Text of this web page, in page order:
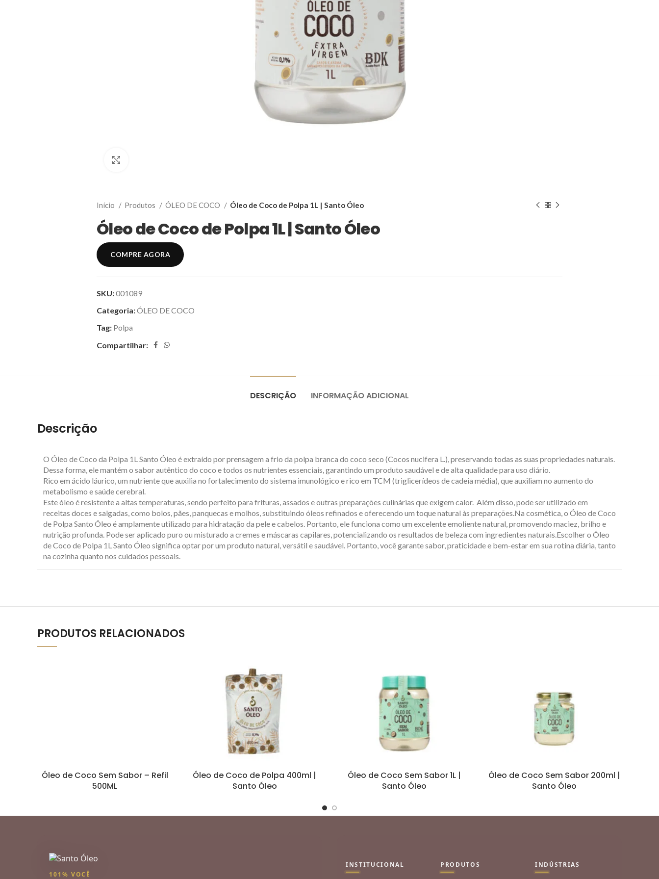
Início Produtos ÓLEO DE COCO Óleo de Coco de Polpa 1L | Santo Óleo
Óleo de Coco de Polpa 1L | Santo Óleo
COMPRE AGORA
SKU:001089
Categoria:ÓLEO DE COCO
Tag: Polpa
Compartilhar:
DESCRIÇÃO INFORMAÇÃO ADICIONAL
Descrição
O Óleo de Coco da Polpa 1L Santo Óleo é extraído por prensagem a frio da polpa branca do coco seco (Cocos nucifera L.), preservando todas as suas propriedades naturais.
Dessa forma, ele mantém o sabor autêntico do coco e todos os nutrientes essenciais, garantindo um produto saudável e de alta qualidade para uso diário.
Rico em ácido láurico, um nutriente que auxilia no fortalecimento do sistema imunológico e rico em TCM (triglicerídeos de cadeia média), que auxiliam no aumento do
metabolismo e saúde cerebral.
Este óleo é resistente a altas temperaturas, sendo perfeito para frituras, assados e outras preparações culinárias que exigem calor. Além disso, pode ser utilizado em
receitas doces e salgadas, como bolos, pães, panquecas e molhos, substituindo óleos refinados e oferecendo um toque natural às preparações.Na cosmética, o Óleo de Coco
de Polpa Santo Óleo é amplamente utilizado para hidratação da pele e cabelos. Portanto, ele funciona como um excelente emoliente natural, promovendo maciez, brilho e
nutrição profunda. Pode ser aplicado puro ou misturado a cremes e máscaras capilares, potencializando os resultados de beleza com ingredientes naturais.Escolher o Óleo
de Coco de Polpa 1L Santo Óleo significa optar por um produto natural, versátil e saudável. Portanto, você garante sabor, praticidade e bem-estar em sua rotina diária, tanto
na cozinha quanto nos cuidados pessoais.
PRODUTOS RELACIONADOS
Óleo de Coco Sem Sabor – Refil
500ML
Óleo de Coco de Polpa 400ml |
Santo Óleo
Óleo de Coco Sem Sabor 1L |
Santo Óleo
Óleo de Coco Sem Sabor 200ml |
Santo Óleo
101% VOCÊ
INSTITUCIONAL PRODUTOS INDÚSTRIAS